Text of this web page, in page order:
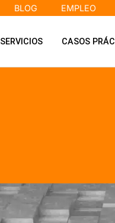
BLOG EMPLEO
SERVICIOS CASOS